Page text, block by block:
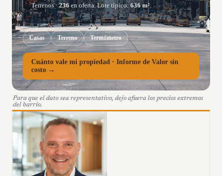
Terrenos·236en oferta.Lote típico:636m².
Casas Terreno Termómetro
Cuánto vale mi propiedad · Informe de Valor sin
costo →
Para que el dato sea representativo, dejo afuera los precios extremos
del barrio.